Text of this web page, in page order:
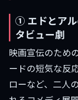
① エドとアル
タビュー劇
映画宣伝のため
ードの短気な反
ローなど、二人